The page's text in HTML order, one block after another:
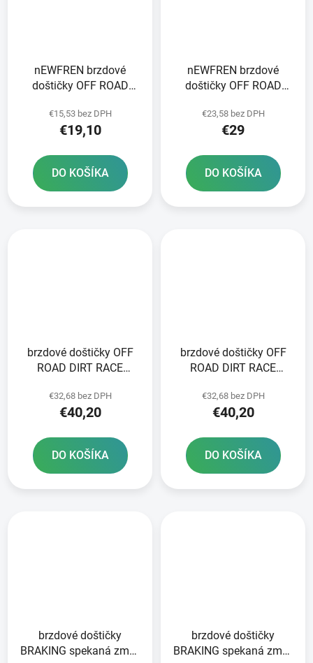
nEWFREN brzdové
doštičky OFF ROAD
balení
€15,53 bez DPH
€19,10
DO KOŠÍKA
nEWFREN brzdové
doštičky OFF ROAD
balení
€23,58 bez DPH
€29
DO KOŠÍKA
brzdové doštičky OFF
ROAD DIRT RACE
ks v balení
€32,68 bez DPH
€40,20
DO KOŠÍKA
brzdové doštičky OFF
ROAD DIRT RACE
ks v balení
€32,68 bez DPH
€40,20
DO KOŠÍKA
brzdové doštičky
BRAKING spekaná zmes
brzdové doštičky
BRAKING spekaná zmes